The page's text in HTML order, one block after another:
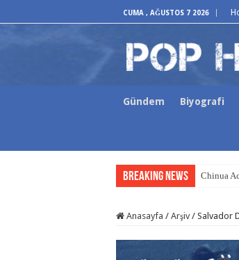
CUMA , AĞUSTOS 7 2026
Gündem Biyografi
Breaking News Chinua
Anasayfa / Arşiv / Salvador